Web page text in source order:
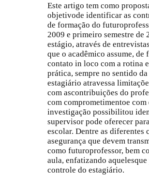
Este artigo tem como
objetivode identificar as
de formação do
2009 e primeiro semestre de
estágio, através de
que o acadêmico assume,
contato in loco com a rotina
prática, sempre no sentido
estagiário atravessa
com ascontribuições do
com comprometimentoe com
investigação possibilitou
supervisor pode oferecer
escolar. Dentre as diferentes
asegurança que devem
como futuroprofessor, bem
aula, enfatizando
controle do estagiário.